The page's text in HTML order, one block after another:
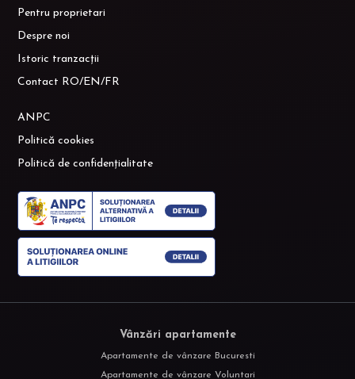
Pentru proprietari
Despre noi
Istoric tranzacții
Contact RO/EN/FR
ANPC
Politică cookies
Politică de confidențialitate
Vânzări apartamente
Apartamente de vânzare Bucuresti
Apartamente de vânzare Voluntari